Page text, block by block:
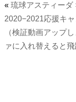
« 琉球アスティーダ
2020−2021応援キャ
（検証動画アップ
ァに入れ替えると